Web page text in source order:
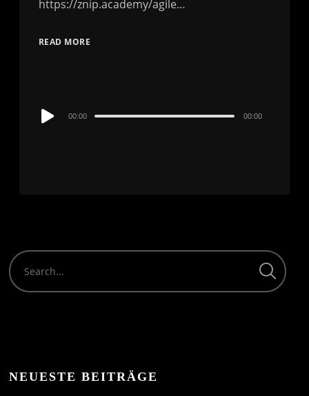
https://znip.academy/agile…
READ MORE
Audio
00:00 00:00
NEUESTE BEITRÄGE